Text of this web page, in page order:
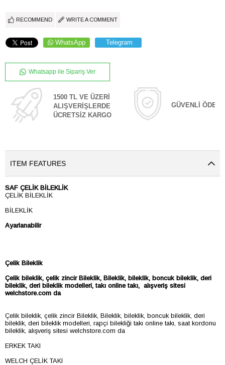
RECOMMEND WRITE A COMMENT
WhatsApp Telegram
Whatsapp ile Sipariş Ver
1500 TL VE ÜZERİ
ALIŞVERİŞLERDE
ÜCRETSİZ KARGO
GÜVENLİ
ITEM FEATURES
SAF ÇELİK BİLEKLİK
ÇELİK BİLEKLİK
BİLEKLİK
Ayarlanabilir
Çelik Bileklik
Çelik bileklik, çelik zincirBileklik, Bileklik, bileklik, boncuk bileklik, deri
bileklik, deri bileklik modelleri, takı online takı, alışveriş sitesi
welchstore.com da
Çelik bileklik, çelik zincir Bileklik, Bileklik, bileklik, boncuk bileklik, deri
bileklik, deri bileklik modelleri, rapçi bilekliği takı online takı, saat kordonu
bileklik, alışveriş sitesi welchstore.com da
ERKEK TAKI
WELCH ÇELİK TAKI